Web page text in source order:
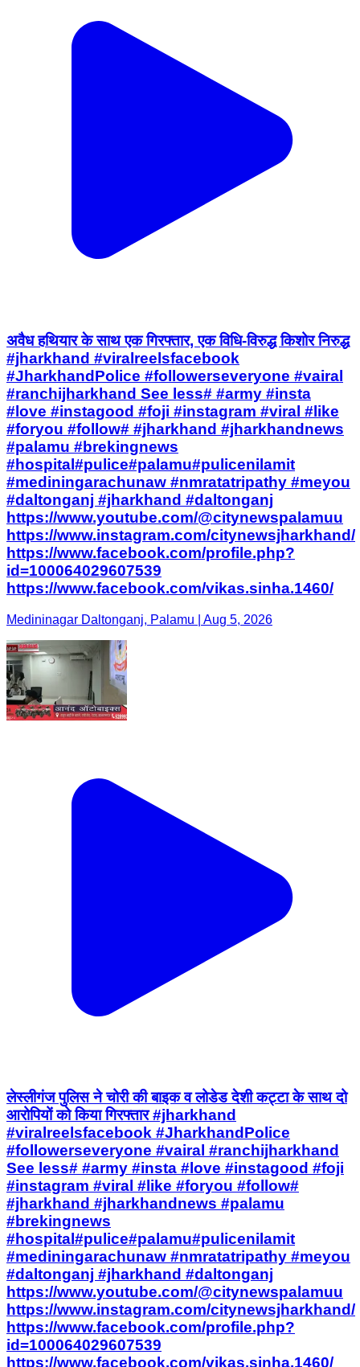
अवैध हथियार के साथ एक गिरफ्तार, एक विधि-विरुद्ध किशोर निरुद्ध
#jharkhand #viralreelsfacebook
#JharkhandPolice #followerseveryone #vairal
#ranchijharkhand See less# #army #insta
#love #instagood #foji #instagram #viral #like
#foryou #follow# #jharkhand #jharkhandnews
#palamu #brekingnews
#hospital#pulice#palamu#pulicenilamit
#mediningarachunaw #nmratatripathy #meyou
#daltonganj #jharkhand #daltonganj
https://www.youtube.com/@citynewspalamuu
https://www.instagram.com/citynewsjharkhand/
https://www.facebook.com/profile.php?
id=100064029607539
https://www.facebook.com/vikas.sinha.1460/
Medininagar Daltonganj, Palamu | Aug 5, 2026
लेस्लीगंज पुलिस ने चोरी की बाइक व लोडेड देशी कट्टा के साथ दो
आरोपियों को किया गिरफ्तार #jharkhand
#viralreelsfacebook #JharkhandPolice
#followerseveryone #vairal #ranchijharkhand
See less# #army #insta #love #instagood #foji
#instagram #viral #like #foryou #follow#
#jharkhand #jharkhandnews #palamu
#brekingnews
#hospital#pulice#palamu#pulicenilamit
#mediningarachunaw #nmratatripathy #meyou
#daltonganj #jharkhand #daltonganj
https://www.youtube.com/@citynewspalamuu
https://www.instagram.com/citynewsjharkhand/
https://www.facebook.com/profile.php?
id=100064029607539
https://www.facebook.com/vikas.sinha.1460/